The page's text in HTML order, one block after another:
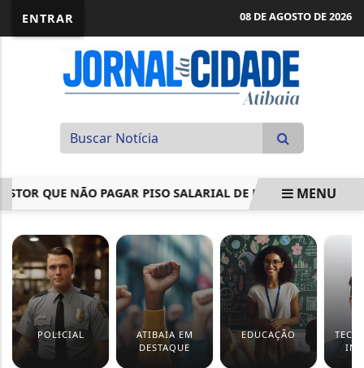
ENTRAR 08 DE AGOSTO DE 2026
QUE NÃO PAGAR PISO SALARIAL DE PROFESSORESMENU
POLICIAL
ATIBAIA EM
DESTAQUE
EDUCAÇÃO